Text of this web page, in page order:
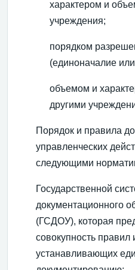
характером и
учреждения;
порядком
(единоначалие
объемом и
другими
Порядок и правила
управленческих
следующими
Государственной
документационного
(ГСДОУ), которая
совокупность правил
устанавливающих